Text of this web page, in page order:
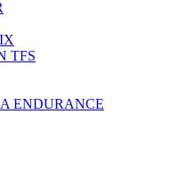
TFS
ENDURANCE